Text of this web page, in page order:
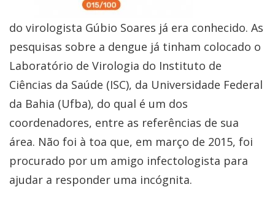
do virologista Gúbio Soares já era conhecido. As
pesquisas sobre a dengue já tinham colocado o
Laboratório de Virologia do Instituto de
Ciências da Saúde (ISC), da Universidade Federal
da Bahia (Ufba), do qual é um dos
coordenadores, entre as referências de sua
área. Não foi à toa que, em março de 2015, foi
procurado por um amigo infectologista para
ajudar a responder uma incógnita.